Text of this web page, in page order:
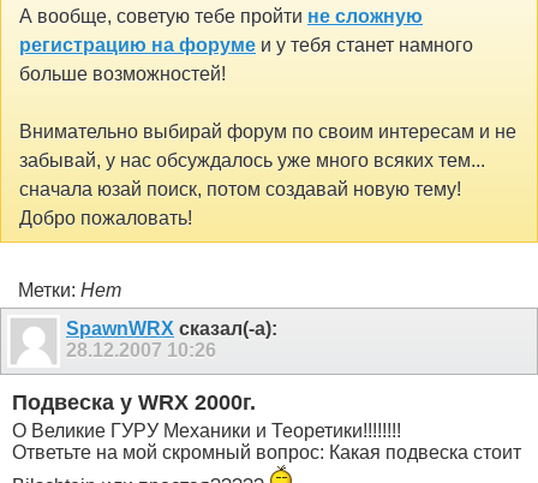
А вообще, советую тебе пройти не сложную
регистрацию на форуме и у тебя станет намного
больше возможностей!
Внимательно выбирай форум по своим интересам и не
забывай, у нас обсуждалось уже много всяких тем...
сначала юзай поиск, потом создавай новую тему!
Добро пожаловать!
Метки: Нет
SpawnWRX сказал(-а):
28.12.2007 10:26
Подвеска у WRX 2000г.
О Великие ГУРУ Механики и Теоретики!!!!!!!!
Ответьте на мой скромный вопрос: Какая подвеска стоит